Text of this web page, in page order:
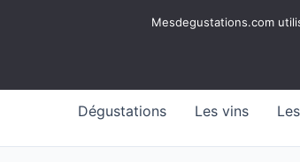
Mesdegustations
Dégustations Les vins
Mesdegustations.com